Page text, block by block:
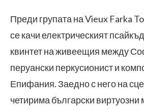
Преди групата на Vieux Farka
се качи електрическият
квинтет на живеещия между
перуански перкусионист и
Епифания. Заедно с него на
четирима български виртуозни